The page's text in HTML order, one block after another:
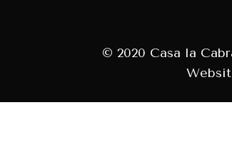
© 2020 Casa la